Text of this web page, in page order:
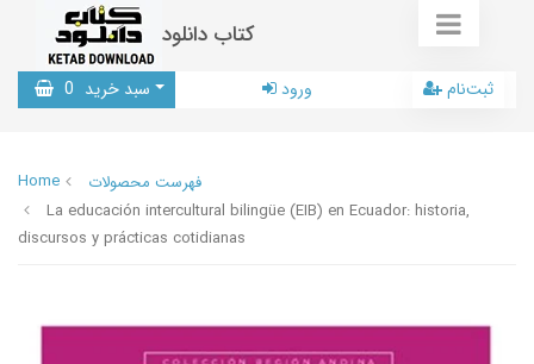
کتاب دانلود
سبد خرید 0 ورود ثبت‌نام
Home
فهرست محصولات
La educación intercultural bilingüe (EIB) en Ecuador: historia,
discursos y prácticas cotidianas